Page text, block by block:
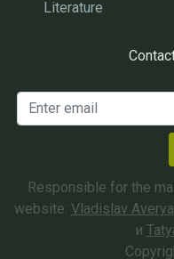
Literature
Responsible for the
website: Vladislav
и